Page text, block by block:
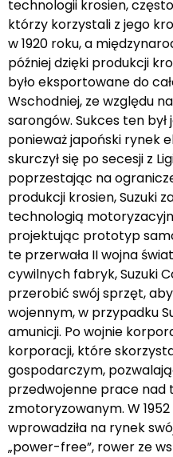
technologii krosien,
którzy korzystali z jego
w 1920 roku, a
później dzięki produkcji
było eksportowane do
Wschodniej, ze względu
sarongów. Sukces ten
ponieważ japoński rynek
skurczył się po secesji z
poprzestając na
produkcji krosien, Suzuki
technologią
projektując prototyp
te przerwała II wojna
cywilnych fabryk, Suzuki
przerobić swój sprzęt,
wojennym, w przypadku
amunicji. Po wojnie
korporacji, które
gospodarczym,
przedwojenne prace
zmotoryzowanym. W
wprowadziła na rynek
„power-free”, rower ze